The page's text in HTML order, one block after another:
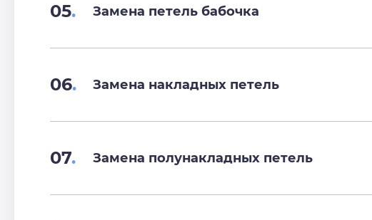
05. Замена петель бабочка
06. Замена накладных петель
07. Замена полунакладных петель